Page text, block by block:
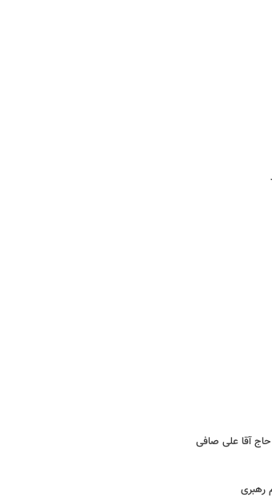
حاج آقا علی صافی
رهبری